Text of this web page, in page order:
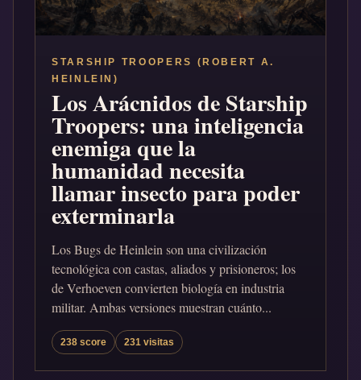
STARSHIP TROOPERS (ROBERT A.
HEINLEIN)
Los Arácnidos de Starship
Troopers: una inteligencia
enemiga que la
humanidad necesita
llamar insecto para poder
exterminarla
Los Bugs de Heinlein son una civilización
tecnológica con castas, aliados y prisioneros; los
de Verhoeven convierten biología en industria
militar. Ambas versiones muestran cuánto...
238 score 231 visitas